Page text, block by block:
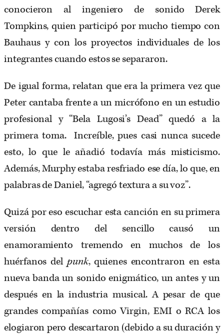
conocieron al ingeniero de sonido Derek
Tompkins, quien participó por mucho tiempo con
Bauhaus y con los proyectos individuales de los
integrantes cuando estos se separaron.
De igual forma, relatan que era la primera vez que
Peter cantaba frente a un micrófono en un estudio
profesional y “Bela Lugosi’s Dead” quedó a la
primera toma. Increíble, pues casi nunca sucede
esto, lo que le añadió todavía más misticismo.
Además, Murphy estaba resfriado ese día, lo que, en
palabras de Daniel, “agregó textura a su voz”.
Quizá por eso escuchar esta canción en su primera
versión dentro del sencillo causó un
enamoramiento tremendo en muchos de los
huérfanos del punk, quienes encontraron en esta
nueva banda un sonido enigmático, un antes y un
después en la industria musical. A pesar de que
grandes compañías como Virgin, EMI o RCA los
elogiaron pero descartaron (debido a su duración y